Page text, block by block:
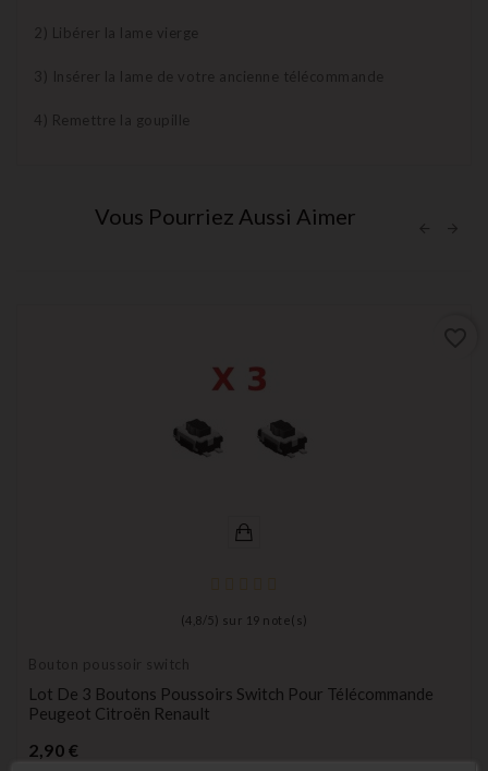
2) Libérer la lame vierge
3) Insérer la lame de votre ancienne télécommande
4) Remettre la goupille
Vous Pourriez Aussi Aimer
(4,8 / 5) sur 19 note(s)
Bouton poussoir switch
Lot De 3 Boutons Poussoirs Switch Pour Télécommande
Peugeot Citroën Renault
2,90 €